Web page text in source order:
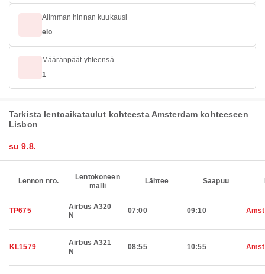
Alimman hinnan kuukausi
elo
Määränpäät yhteensä
1
Tarkista lentoaikataulut kohteesta Amsterdam kohteeseen
Lisbon
su 9.8.
Lennon nro.
Lentokoneen
malli
Lähtee Saapuu
TP675
Airbus A320
N
07:00 09:10
KL1579
Airbus A321
N
08:55 10:55